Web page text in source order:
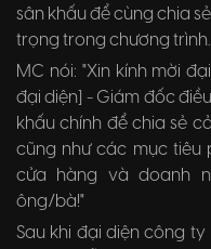
sân khấu để cùng chia
trọng trong chương trình.
MC nói: "Xin kính mời
đại diện] - Giám đốc
khấu chính để chia sẻ
cũng như các mục tiêu
cửa hàng và doanh
ông/bà!"
Sau khi đại diện công